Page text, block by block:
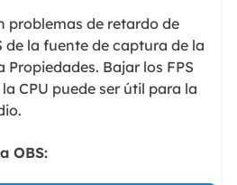
problemas de retardo de
de la fuente de captura de la
Bajar los FPS
CPU puede ser útil para la
OBS: